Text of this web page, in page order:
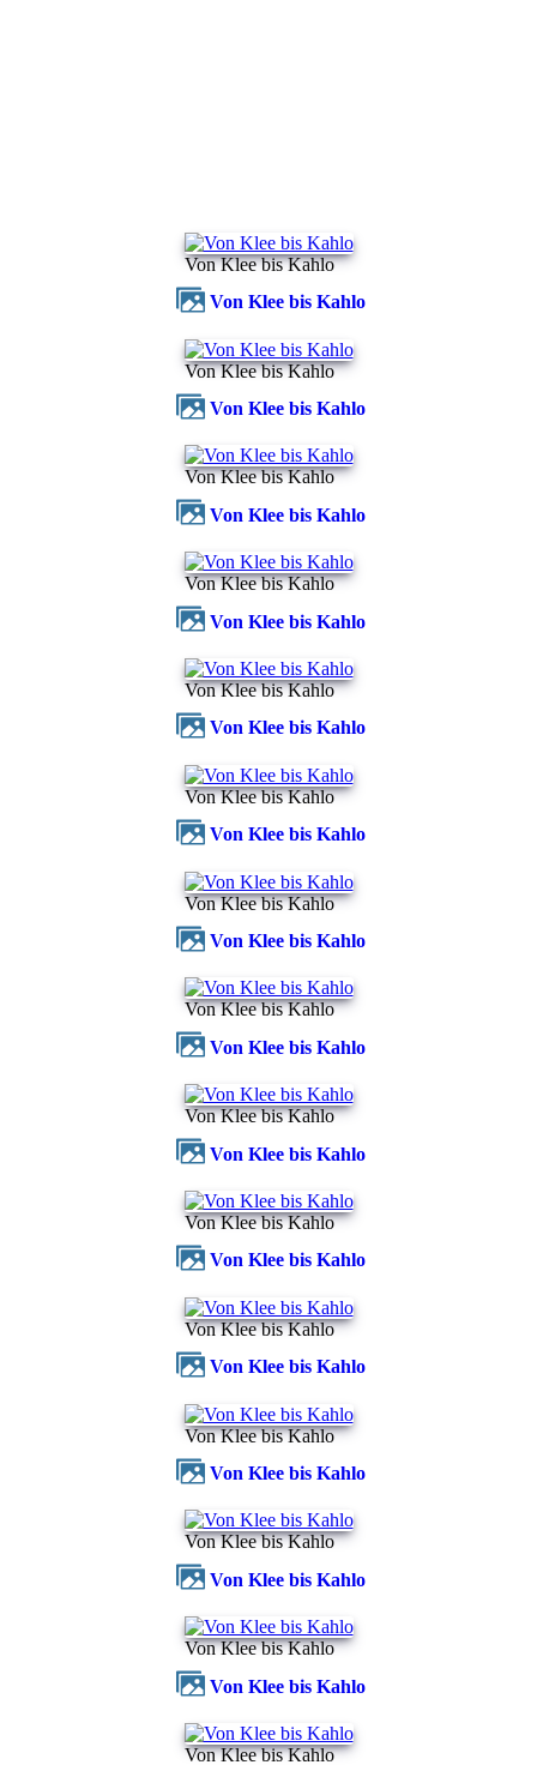
Von Klee bis Kahlo
Von Klee bis Kahlo
Von Klee bis Kahlo
Von Klee bis Kahlo
Von Klee bis Kahlo
Von Klee bis Kahlo
Von Klee bis Kahlo
Von Klee bis Kahlo
Von Klee bis Kahlo
Von Klee bis Kahlo
Von Klee bis Kahlo
Von Klee bis Kahlo
Von Klee bis Kahlo
Von Klee bis Kahlo
Von Klee bis Kahlo
Von Klee bis Kahlo
Von Klee bis Kahlo
Von Klee bis Kahlo
Von Klee bis Kahlo
Von Klee bis Kahlo
Von Klee bis Kahlo
Von Klee bis Kahlo
Von Klee bis Kahlo
Von Klee bis Kahlo
Von Klee bis Kahlo
Von Klee bis Kahlo
Von Klee bis Kahlo
Von Klee bis Kahlo
Von Klee bis Kahlo